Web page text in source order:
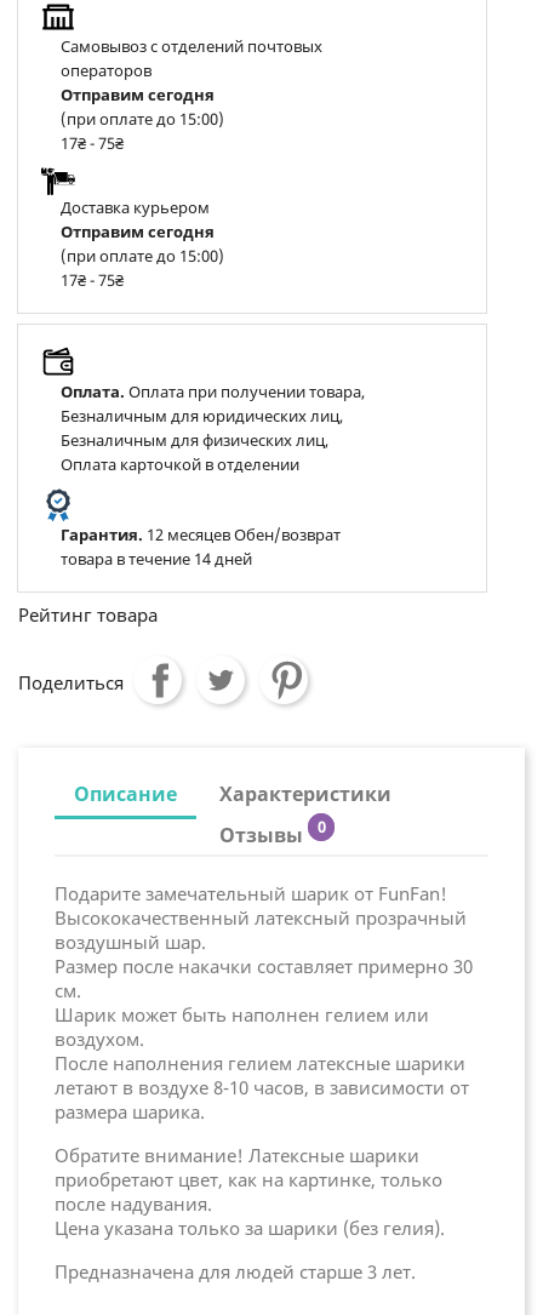
Самовывоз с отделений почтовых
операторов
Отправим сегодня
(при оплате до 15:00)
17₴ - 75₴
Доставка курьером
Отправим сегодня
(при оплате до 15:00)
17₴ - 75₴
Оплата. Оплата при получении товара,
Безналичным для юридических лиц,
Безналичным для физических лиц,
Оплата карточкой в отделении
Гарантия. 12 месяцев Обен/возврат
товара в течение 14 дней
Рейтинг товара
Поделиться
Описание
Характеристики
Отзывы
0
Подарите замечательный шарик от FunFan!
Высококачественный латексный прозрачный
воздушный шар.
Размер после накачки составляет примерно 30
см.
Шарик может быть наполнен гелием или
воздухом.
После наполнения гелием латексные шарики
летают в воздухе 8-10 часов, в зависимости от
размера шарика.
Обратите внимание! Латексные шарики
приобретают цвет, как на картинке, только
после надувания.
Цена указана только за шарики (без гелия).
Предназначена для людей старше 3 лет.